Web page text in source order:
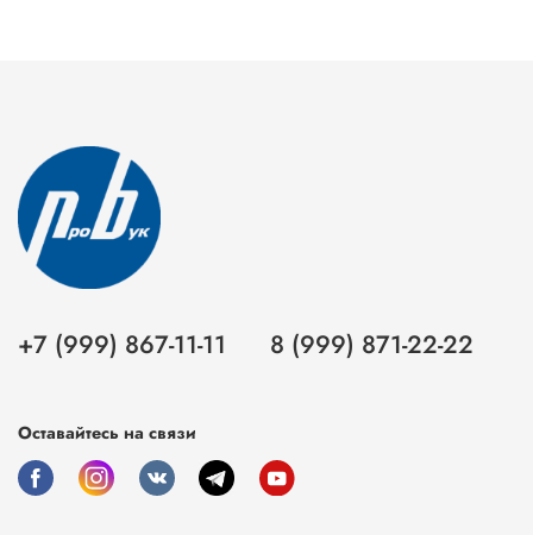
+7 (999) 867-11-11 8 (999) 871-22-22
Оставайтесь на связи